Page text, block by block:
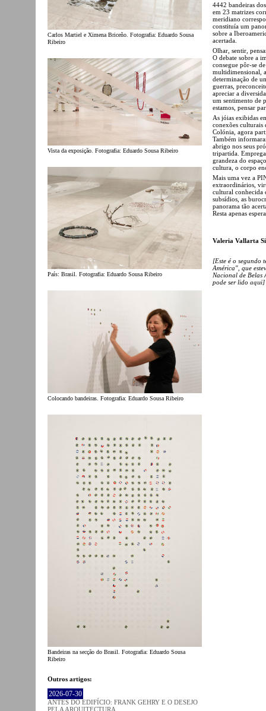
Carlos Martiel e Ximena Briceño. Fotografia: Eduardo Sousa
Ribeiro
Vista da exposição. Fotografia: Eduardo Sousa Ribeiro
País: Brasil. Fotografia: Eduardo Sousa Ribeiro
Colocando bandeiras. Fotografia: Eduardo Sousa Ribeiro
Bandeiras na secção do Brasil. Fotografia: Eduardo Sousa
Ribeiro
Outros artigos:
2026-07-30
ANTES DO EDIFÍCIO: FRANK GEHRY E O DESEJO
PELA ARQUITECTURA
4442 bandeiras
em 23 matrizes
meridiano
constituía um
sobre a
acertada.
Olhar, sentir,
O debate sobre a
consegue pôr-se
multidimensional,
determinação de
guerras,
apreciar a
um sentimento de
estamos, pensar
As jóias exibidas
conexões culturais
Colónia, agora
Também
abrigo nos seus
tripartida.
grandeza do
cultura, o corpo
Mais uma vez a
extraordinários,
cultural conhecida
subsídios, as
panorama tão
Resta apenas
Valeria Vallarta
[Este é o segundo
América", que
Nacional de
pode ser lido aqui]